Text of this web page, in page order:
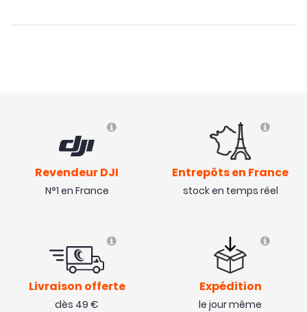
Revendeur DJI
N°1 en France
Entrepôts en France
stock en temps réel
Livraison offerte
dès 49 €
Expédition
le jour même